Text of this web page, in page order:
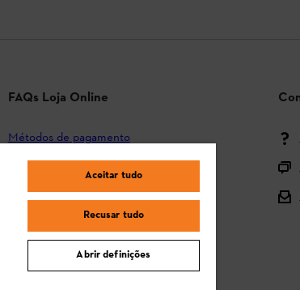
FAQs Loja Online
Métodos de pagamento
Envio e entrega
Devolução
STIHL Orange Deals
Aceitar tudo
Recusar tudo
Abrir definições